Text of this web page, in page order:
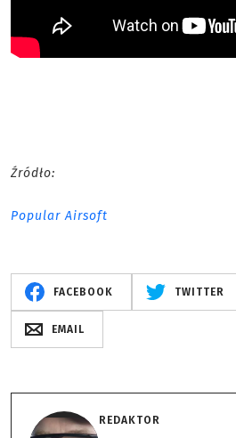
Źródło:
Popular Airsoft
FACEBOOK TWITTER
EMAIL
REDAKTOR